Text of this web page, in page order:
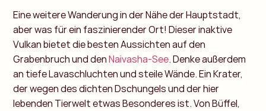
Eine weitere Wanderung in der Nähe der Hauptstadt,
aber was für ein faszinierender Ort! Dieser inaktive
Vulkan bietet die besten Aussichten auf den
Grabenbruch und denNaivasha-See. Denke außerdem
an tiefe Lavaschluchten und steile Wände. Ein Krater,
der wegen des dichten Dschungels und der hier
lebenden Tierwelt etwas Besonderes ist. Von Büffel,